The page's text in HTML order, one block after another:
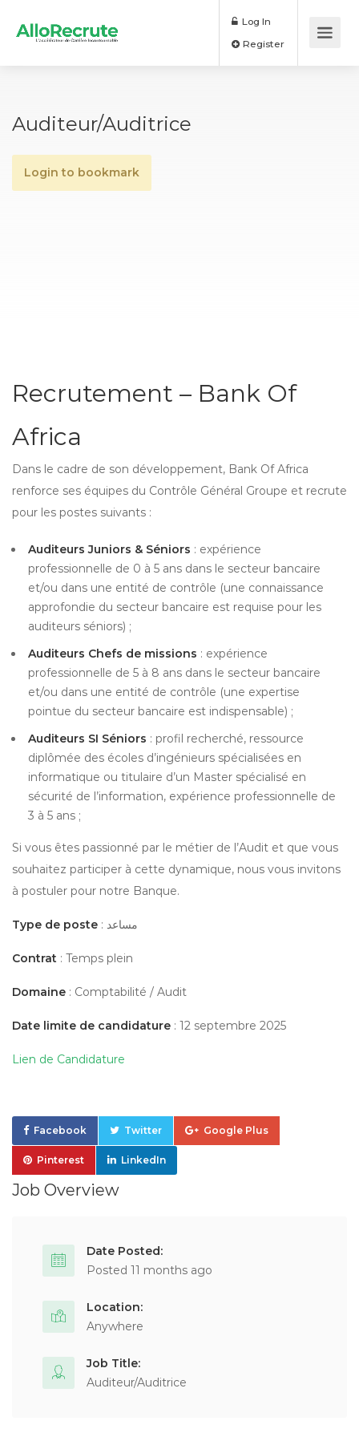
Log In
Auditeur/Auditrice
Login to bookmark
Recrutement – Bank Of
Africa
Dans le cadre de son développement, Bank Of Africa
renforce ses équipes du Contrôle Général Groupe et recrute
pour les postes suivants :
Auditeurs Juniors & Séniors : expérience
professionnelle de 0 à 5 ans dans le secteur bancaire
et/ou dans une entité de contrôle (une connaissance
approfondie du secteur bancaire est requise pour les
auditeurs séniors) ;
Auditeurs Chefs de missions : expérience
professionnelle de 5 à 8 ans dans le secteur bancaire
et/ou dans une entité de contrôle (une expertise
pointue du secteur bancaire est indispensable) ;
Auditeurs SI Séniors : profil recherché, ressource
diplômée des écoles d’ingénieurs spécialisées en
informatique ou titulaire d’un Master spécialisé en
sécurité de l’information, expérience professionnelle de
3 à 5 ans ;
Si vous êtes passionné par le métier de l’Audit et que vous
souhaitez participer à cette dynamique, nous vous invitons
à postuler pour notre Banque.
Type de poste : مساعد
Contrat : Temps plein
Domaine : Comptabilité / Audit
Date limite de candidature : 12 septembre 2025
Lien de Candidature
Facebook Twitter Google Plus
Pinterest LinkedIn
Job Overview
Date Posted:
Posted 11 months ago
Location:
Anywhere
Job Title:
Auditeur/Auditrice